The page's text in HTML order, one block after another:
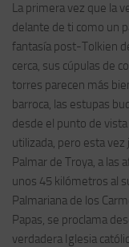
La primera vez que la
delante de ti como un
fantasía post-Tolkien
cerca, sus cúpulas de
torres parecen más
barroca, las estupas
desde el punto de
utilizada, pero esta vez
Palmar de Troya, a las
unos 45 kilómetros al
Palmariana de los
Papas, se proclama
verdadera Iglesia